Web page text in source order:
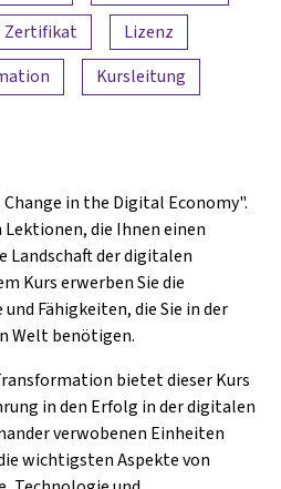
Zertifikat
Lizenz
Kursleitung
in the Digital Economy".
Lektionen, die Ihnen einen
Landschaft der digitalen
Kurs erwerben Sie die
Fähigkeiten, die Sie in der
Welt benötigen.
bietet dieser Kurs
in den Erfolg in der digitalen
verwobenen Einheiten
wichtigsten Aspekte von